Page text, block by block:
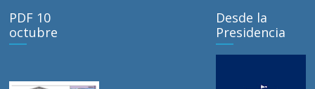
PDF 10
octubre
Desde la
Presidencia